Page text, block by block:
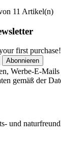
11 Artikel(n)
first purchase!
Werbe-E-
gemäß der
und